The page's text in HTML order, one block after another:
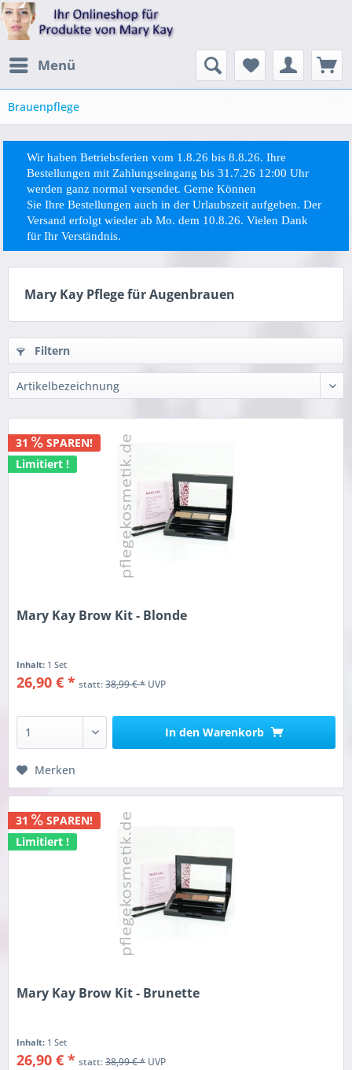
Menü
Brauenpflege
Wir haben Betriebsferien vom 1.8.26 bis 8.8.26. Ihre
Bestellungen mit Zahlungseingang bis 31.7.26 12:00 Uhr
werden ganz normal versendet. Gerne Können
SieIhreBestellungen auch in der Urlaubszeit aufgeben. Der
Versand erfolgt wieder ab Mo. dem 10.8.26. Vielen Dank
für Ihr Verständnis.
Mary Kay Pflege für Augenbrauen
Filtern
31
SPAREN!
Limitiert !
Mary Kay Brow Kit - Blonde
Inhalt: 1 Set
26,90 € * statt:38,99 € *UVP
In den Warenkorb
Merken
31
SPAREN!
Limitiert !
Mary Kay Brow Kit - Brunette
Inhalt: 1 Set
26,90 € * statt:38,99 € *UVP